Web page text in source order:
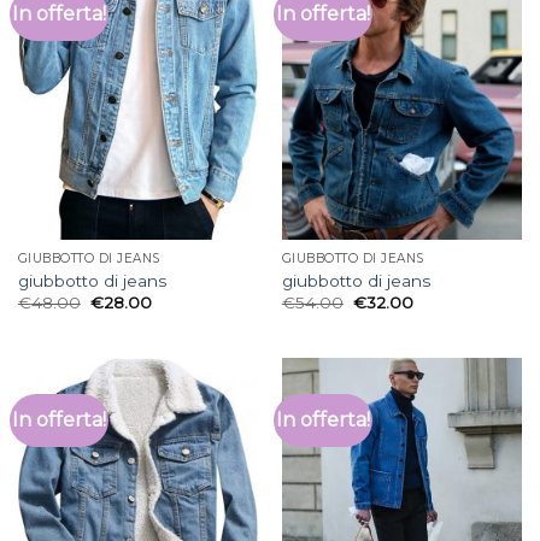
In offerta!
GIUBBOTTO DI JEANS
giubbotto di jeans
€48.00 €28.00
In offerta!
GIUBBOTTO DI JEANS
giubbotto di jeans
€54.00 €32.00
In offerta! In offerta!